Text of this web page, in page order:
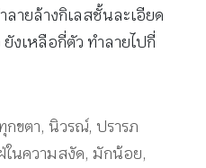
ลายล้างกิเลสชั้นละเอียด
งเหลือกี่ตัว ทำลายไปกี่
กขตา, นิวรณ์, ปรารภ
ในความสงัด, มักน้อย,